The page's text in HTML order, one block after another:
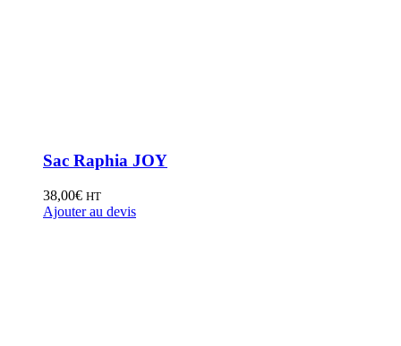
Sac Raphia JOY
38,00€ HT
Ajouter au devis